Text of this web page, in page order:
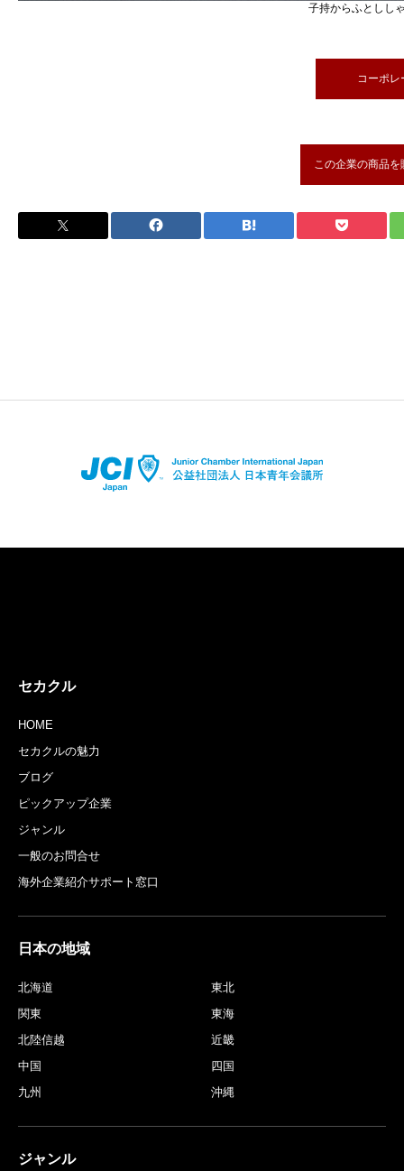
子持からふとしし
コーポ
この企業の商品
セカクル
HOME
セカクルの魅力
ブログ
ピックアップ企業
ジャンル
一般のお問合せ
海外企業紹介サポート窓口
日本の地域
北海道
東北
関東
東海
北陸信越
近畿
中国
四国
九州
沖縄
ジャンル